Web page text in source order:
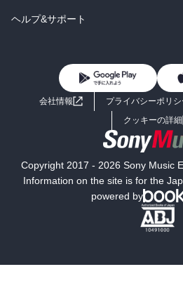
BL・TL
雑誌・グラビア
ラノベ
コミック
ライトノベル
小
海
ミステリー SF
文学
ヘルプ&サポート
よくあるご質問 お
会社情報 プライバシーポリシ
クッキーの詳細
Copyright 2017 - 2026 Sony Music
Information on the site is for the
powered by